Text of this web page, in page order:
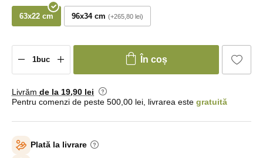
63x22 cm 96x34 cm +265,80 lei
În coș
Livrăm de la 19,90 lei
Pentru comenzi de peste 500,00 lei, livrarea este gratuită
Plată la livrare